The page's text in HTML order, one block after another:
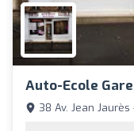
Auto-Ecole
38 Av. Jean